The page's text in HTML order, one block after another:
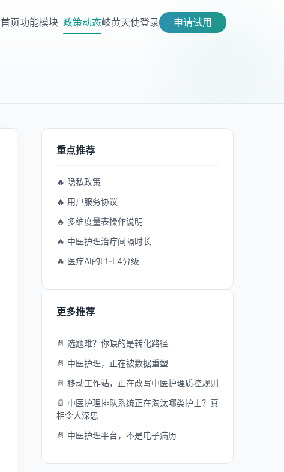
首页功能模块 政策动态岐黄天使登录 申请试用
重点推荐
🔥 隐私政策
🔥 用户服务协议
🔥 多维度量表操作说明
🔥 中医护理治疗间隔时长
🔥 医疗AI的L1-L4分级
更多推荐
📄 选题难？你缺的是转化路径
📄 中医护理，正在被数据重塑
📄 移动工作站，正在改写中医护理质控规则
📄 中医护理排队系统正在淘汰哪类护士？真
相令人深思
📄 中医护理平台，不是电子病历